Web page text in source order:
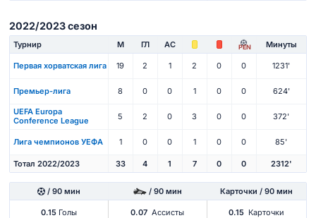
2022/2023 сезон
Турнир М ГЛ АС PEN Минуты
Первая хорватская лига 19 2 1 2 0 0 1231'
Премьер-лига 8 0 0 1 0 0 624'
UEFA Europa
Conference League
5 2 0 3 0 0 372'
Лига чемпионов УЕФА 1 0 0 1 0 0 85'
Тотал 2022/2023 33 4 1 7 0 0 2312'
/ 90 мин / 90 мин Карточки / 90 мин
0.15Голы 0.07 Ассисты 0.15 Карточки